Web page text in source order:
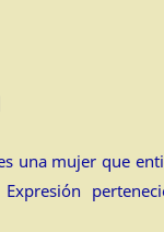
una mujer que